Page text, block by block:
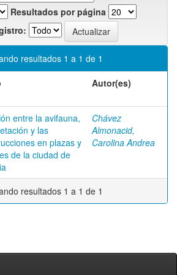
Resultados por página
resultados 1 a 1 de 1
Autor(es)
entre la avifauna,
y las
en plazas y
de la ciudad de
Chávez
Almonacid,
Carolina Andrea
resultados 1 a 1 de 1